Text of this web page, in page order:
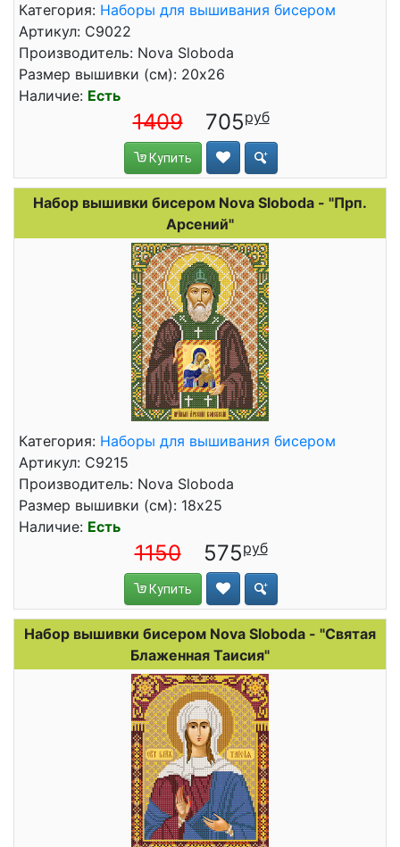
Категория: Наборы для вышивания бисером
Артикул: С9022
Производитель: Nova Sloboda
Размер вышивки (см): 20x26
Наличие: Есть
1409 705
Купить
Набор вышивки бисером Nova Sloboda - "Прп.
Арсений"
Категория: Наборы для вышивания бисером
Артикул: С9215
Производитель: Nova Sloboda
Размер вышивки (см): 18x25
Наличие: Есть
1150 575
Купить
Набор вышивки бисером Nova Sloboda - "Святая
Блаженная Таисия"